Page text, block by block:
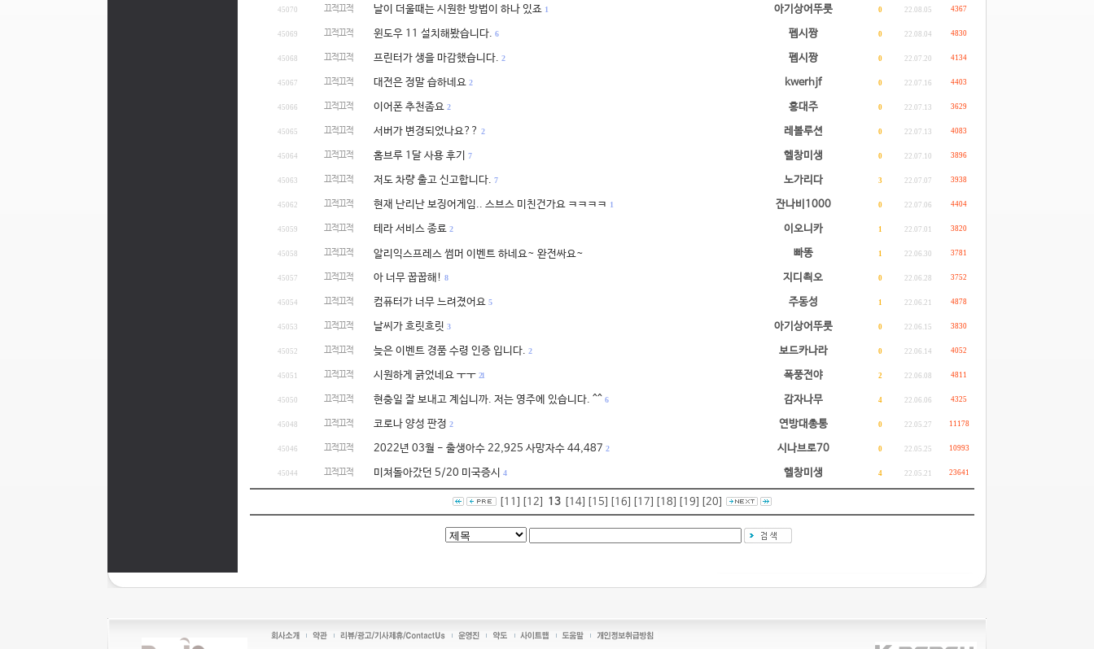
45070 끄적끄적 날이 더울때는 시원한 방법이 하나 있죠 1 아기상어뚜룻 0 22.08.05 4367
45069 끄적끄적 윈도우 11 설치해봤습니다. 6 펩시짱 0 22.08.04 4830
45068 끄적끄적 프린터가 생을 마감했습니다. 2 펩시짱 0 22.07.20 4134
45067 끄적끄적 대전은 정말 습하네요 2 kwerhjf 0 22.07.16 4403
45066 끄적끄적 이어폰 추천좀요 2 홍대주 0 22.07.13 3629
45065 끄적끄적 서버가 변경되었나요?? 2 레볼루션 0 22.07.13 4083
45064 끄적끄적 홈브루 1달 사용 후기 7 헬창미생 0 22.07.10 3896
45063 끄적끄적 저도 차량 출고 신고합니다. 7 노가리다 3 22.07.07 3938
45062 끄적끄적 현재 난리난 보징어게임.. 스브스 미친건가요 ㅋㅋㅋㅋ 1 잔나비1000 0 22.07.06 4404
45059 끄적끄적 테라 서비스 종료 2 이오니카 1 22.07.01 3820
45058 끄적끄적 알리익스프레스 썸머 이벤트 하네요~ 완전싸요~ 빠똥 1 22.06.30 3781
45057 끄적끄적 아 너무 꿉꿉해! 8 지디쵝오 0 22.06.28 3752
45054 끄적끄적 컴퓨터가 너무 느려졌어요 5 주동성 1 22.06.21 4878
45053 끄적끄적 날씨가 흐릿흐릿 3 아기상어뚜룻 0 22.06.15 3830
45052 끄적끄적 늦은 이벤트 경품 수령 인증 입니다. 2 보드카나라 0 22.06.14 4052
45051 끄적끄적 시원하게 긁었네요 ㅜㅜ 21 폭풍전야 2 22.06.08 4811
45050 끄적끄적 현충일 잘 보내고 계십니까. 저는 영주에 있습니다. ^^ 6 감자나무 4 22.06.06 4325
45048 끄적끄적 코로나 양성 판정 2 연방대총통 0 22.05.27 11178
45046 끄적끄적 2022년 03월 - 출생아수 22,925 사망자수 44,487 2 시나브로70 0 22.05.25 10993
45044 끄적끄적 미쳐돌아갔던 5/20 미국증시 4 헬창미생 4 22.05.21 23641
[11] [12] 13 [14] [15] [16] [17] [18] [19] [20]